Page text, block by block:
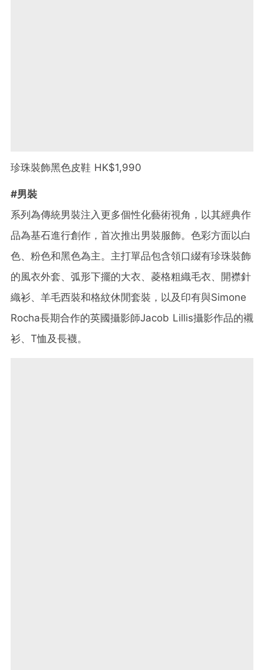
珍珠裝飾黑色皮鞋 HK$1,990
#男裝
系列為傳統男裝注入更多個性化藝術視角，以其經典作
品為基石進行創作，首次推出男裝服飾。色彩方面以白
色、粉色和黑色為主。主打單品包含領口綴有珍珠裝飾
的風衣外套、弧形下擺的大衣、菱格粗織毛衣、開襟針
織衫、羊毛西裝和格紋休閒套裝，以及印有與Simone
Rocha長期合作的英國攝影師Jacob Lillis攝影作品的襯
衫、T恤及長襪。